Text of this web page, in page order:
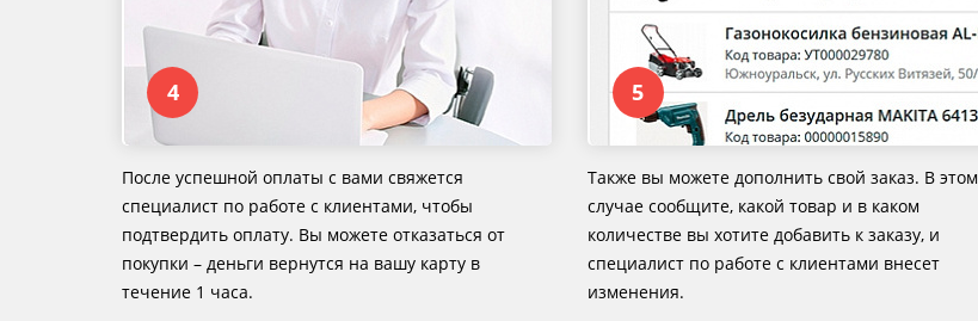
После успешной оплаты с вами свяжется
специалист по работе с клиентами, чтобы
подтвердить оплату. Вы можете отказаться от
покупки – деньги вернутся на вашу карту в
течение 1 часа.
Также вы можете дополнить свой заказ. В этом
случае сообщите, какой товар и в каком
количестве вы хотите добавить к заказу, и
специалист по работе с клиентами внесет
изменения.